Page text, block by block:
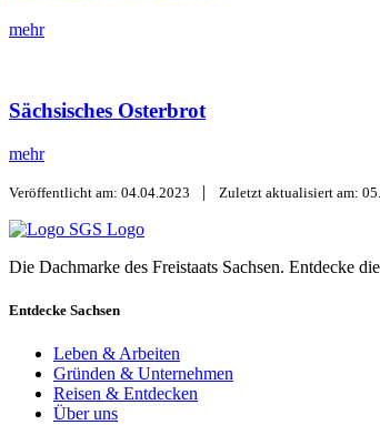
mehr
Sächsisches Osterbrot
mehr
Veröffentlicht am: 04.04.2023 | Zuletzt aktualisiert am:
SGS Logo
Die Dachmarke des Freistaats Sachsen. Entdecke
Entdecke Sachsen
Leben & Arbeiten
Gründen & Unternehmen
Reisen & Entdecken
Über uns